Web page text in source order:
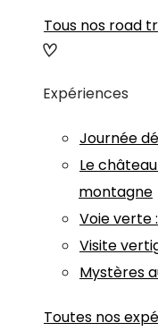
Tous nos road
Expériences
Journée
Le
montagne
Voie verte
Visite
Mystères
Toutes nos